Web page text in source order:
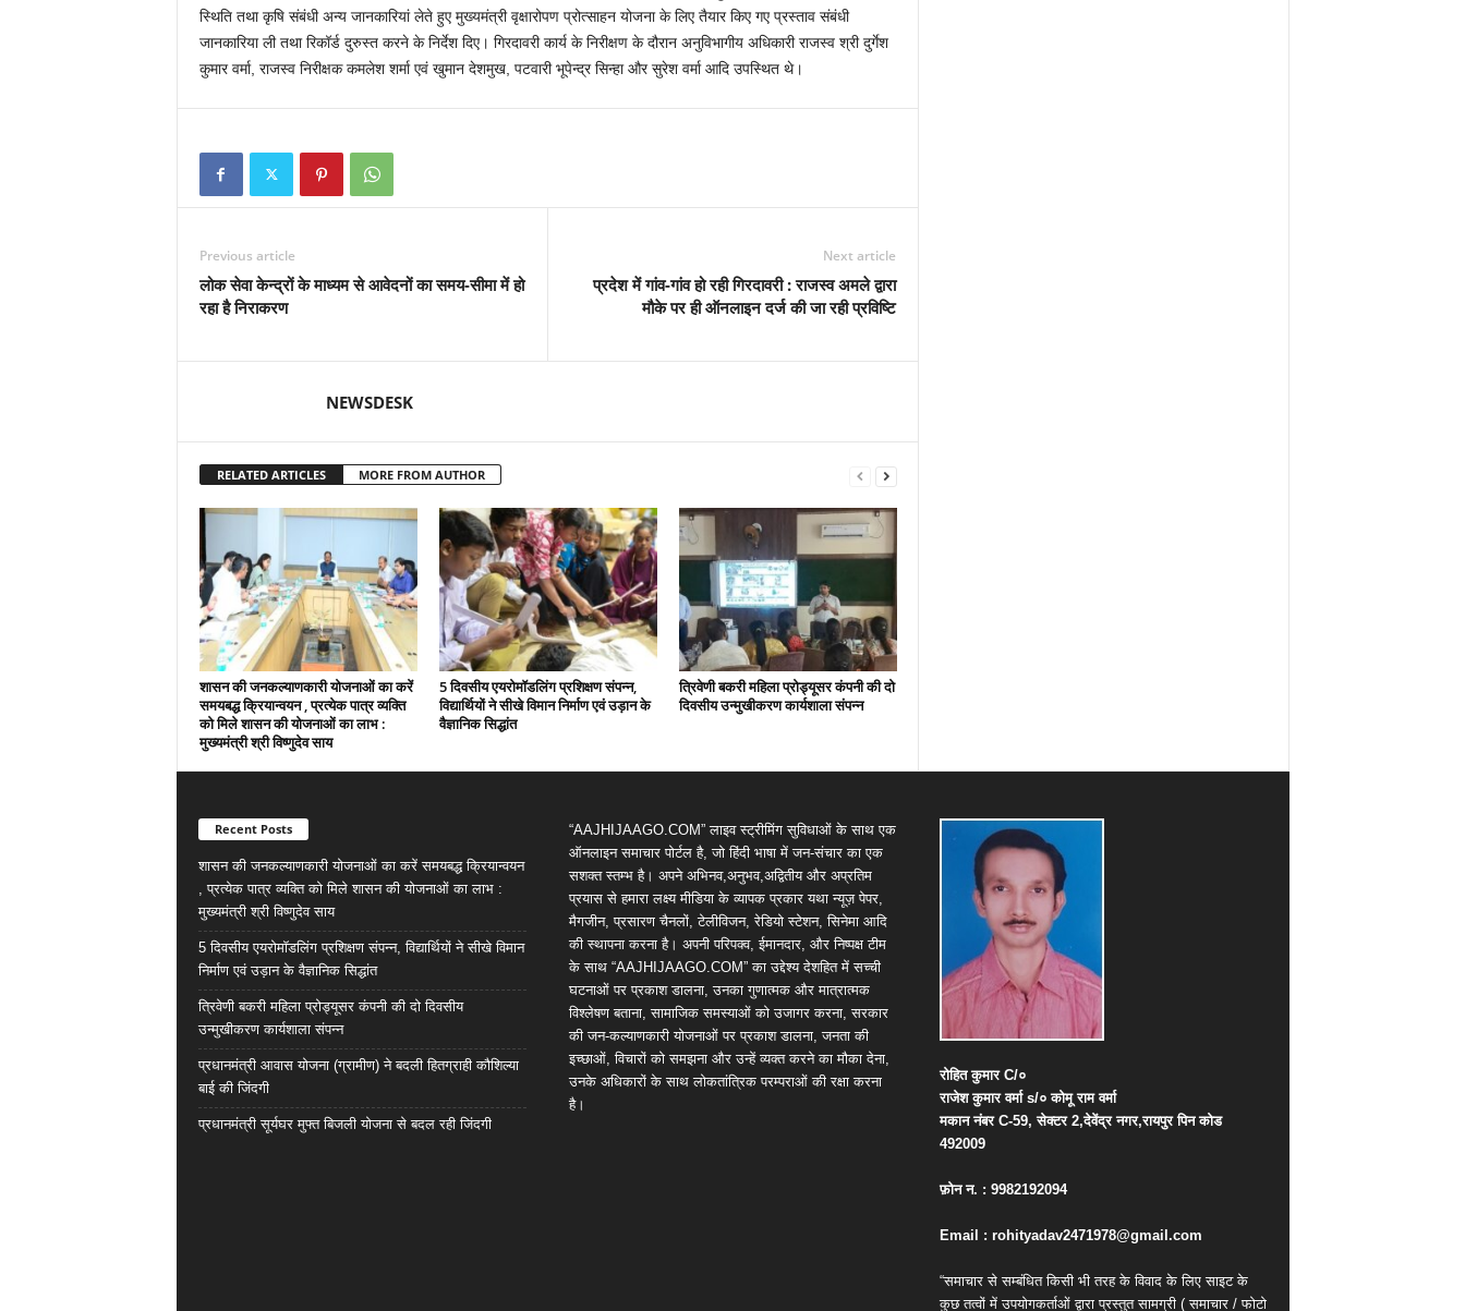
स्थिति तथा कृषि संबंधी अन्य जानकारियां लेते हुए मुख्यमंत्री वृक्षारोपण प्रोत्साहन योजना के लिए तैयार किए गए प्रस्ताव संबंधी
जानकारिया ली तथा रिकॉर्ड दुरुस्त करने के निर्देश दिए। गिरदावरी कार्य के निरीक्षण के दौरान अनुविभागीय अधिकारी राजस्व श्री दुर्गेश
कुमार वर्मा, राजस्व निरीक्षक कमलेश शर्मा एवं खुमान देशमुख, पटवारी भूपेन्द्र सिन्हा और सुरेश वर्मा आदि उपस्थित थे।
Previous article
लोक सेवा केन्द्रों के माध्यम से आवेदनों का समय-सीमा में हो
रहा है निराकरण
Next article
प्रदेश में गांव-गांव हो रही गिरदावरी : राजस्व अमले द्वारा
मौके पर ही ऑनलाइन दर्ज की जा रही प्रविष्टि
NEWSDESK
RELATED ARTICLES MORE FROM AUTHOR
शासन की जनकल्याणकारी योजनाओं का करें
समयबद्ध क्रियान्वयन , प्रत्येक पात्र व्यक्ति
को मिले शासन की योजनाओं का लाभ :
मुख्यमंत्री श्री विष्णुदेव साय
5 दिवसीय एयरोमॉडलिंग प्रशिक्षण संपन्न,
विद्यार्थियों ने सीखे विमान निर्माण एवं उड़ान के
वैज्ञानिक सिद्धांत
त्रिवेणी बकरी महिला प्रोड्यूसर कंपनी की दो
दिवसीय उन्मुखीकरण कार्यशाला संपन्न
Recent Posts
शासन की जनकल्याणकारी योजनाओं का करें समयबद्ध क्रियान्वयन
, प्रत्येक पात्र व्यक्ति को मिले शासन की योजनाओं का लाभ :
मुख्यमंत्री श्री विष्णुदेव साय
5 दिवसीय एयरोमॉडलिंग प्रशिक्षण संपन्न, विद्यार्थियों ने सीखे विमान
निर्माण एवं उड़ान के वैज्ञानिक सिद्धांत
त्रिवेणी बकरी महिला प्रोड्यूसर कंपनी की दो दिवसीय
उन्मुखीकरण कार्यशाला संपन्न
प्रधानमंत्री आवास योजना (ग्रामीण) ने बदली हितग्राही कौशिल्या
बाई की जिंदगी
प्रधानमंत्री सूर्यघर मुफ्त बिजली योजना से बदल रही जिंदगी
“AAJHIJAAGO.COM” लाइव स्ट्रीमिंग सुविधाओं के साथ एक
ऑनलाइन समाचार पोर्टल है, जो हिंदी भाषा में जन-संचार का एक
सशक्त स्तम्भ है। अपने अभिनव,अनुभव,अद्वितीय और अप्रतिम
प्रयास से हमारा लक्ष्य मीडिया के व्यापक प्रकार यथा न्यूज़ पेपर,
मैगजीन, प्रसारण चैनलों, टेलीविजन, रेडियो स्टेशन, सिनेमा आदि
की स्थापना करना है। अपनी परिपक्व, ईमानदार, और निष्पक्ष टीम
के साथ “AAJHIJAAGO.COM” का उद्देश्य देशहित में सच्ची
घटनाओं पर प्रकाश डालना, उनका गुणात्मक और मात्रात्मक
विश्लेषण बताना, सामाजिक समस्याओं को उजागर करना, सरकार
की जन-कल्याणकारी योजनाओं पर प्रकाश डालना, जनता की
इच्छाओं, विचारों को समझना और उन्हें व्यक्त करने का मौका देना,
उनके अधिकारों के साथ लोकतांत्रिक परम्पराओं की रक्षा करना
है।
रोहित कुमारC/०
राजेश कुमार वर्माs/० कोमू राम वर्मा
मकान नंबरC-59,सेक्टर2,देवेंद्र नगर,रायपुर पिन कोड
492009
फ़ोन न. : 9982192094
Email : rohityadav2471978@gmail.com
“समाचार से सम्बंधित किसी भी तरह के विवाद के लिए साइट के
कुछ तत्वों में उपयोगकर्ताओं द्वारा प्रस्तुत सामग्री ( समाचार / फोटो